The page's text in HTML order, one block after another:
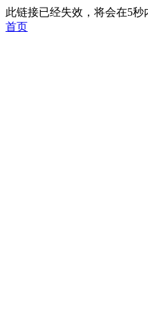
此链接已经失效，将会在5秒
首页